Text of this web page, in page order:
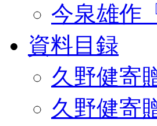
今泉雄作
資料目録
久野健寄
久野健寄